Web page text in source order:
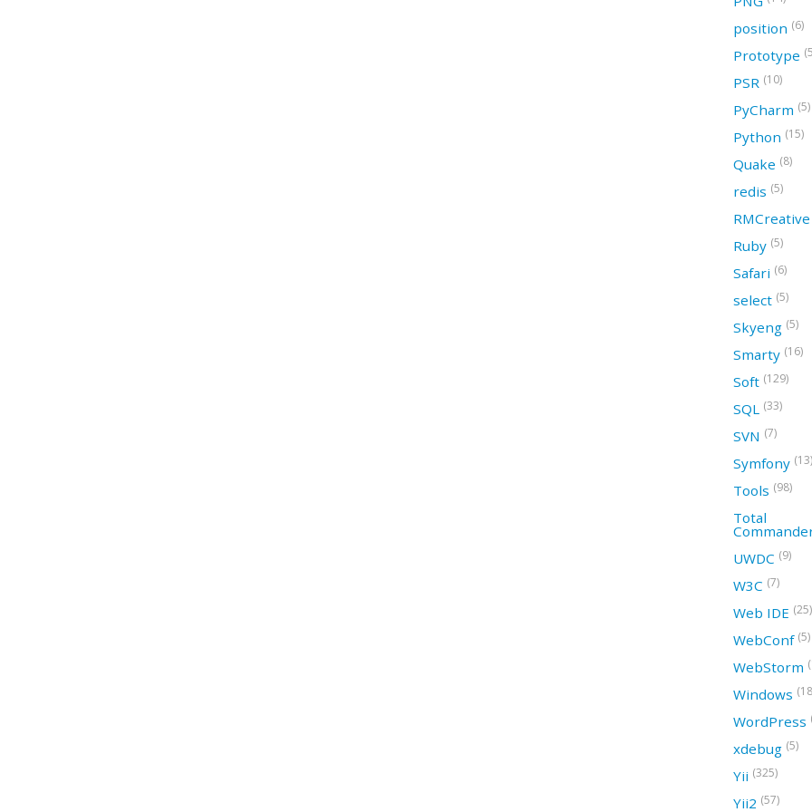
position (6)
Prototype
PSR (10)
PyCharm (5)
Python (15)
Quake (8)
redis (5)
RMCreative
Ruby (5)
Safari (6)
select (5)
Skyeng (5)
Smarty (16)
Soft (129)
SQL (33)
SVN (7)
Symfony (13)
Tools (98)
Total
UWDC (9)
W3C (7)
Web IDE (25)
WebConf (5)
WebStorm
Windows
WordPress
xdebug (5)
Yii (325)
Yii2 (57)